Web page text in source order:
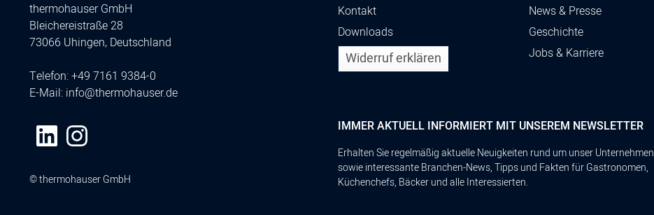
thermohauser GmbH
Bleichereistraße 28
73066 Uhingen, Deutschland
Telefon:+49 7161 9384-0
E-Mail: info@thermohauser.de
© thermohauser GmbH
Kontakt
Downloads
Widerruf erklären
News & Presse
Geschichte
Jobs & Karriere
IMMER AKTUELL INFORMIERT MIT UNSEREM NEWSLETTER
Erhalten Sie regelmäßig aktuelle Neuigkeiten rund um unser Unternehmen
sowie interessante Branchen-News, Tipps und Fakten für Gastronomen,
Küchenchefs, Bäcker und alle Interessierten.